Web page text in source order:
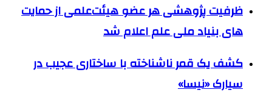
ظرفیت پژوهشی هر عضو هیئت‌علمی از حمایت
های بنیاد ملی علم اعلام شد
کشف یک قمر ناشناخته با ساختاری عجیب در
سیارک «نیسا»